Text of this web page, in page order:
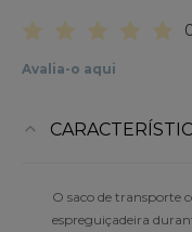
Avalia-o aqui
O saco de transporte
espreguiçadeira